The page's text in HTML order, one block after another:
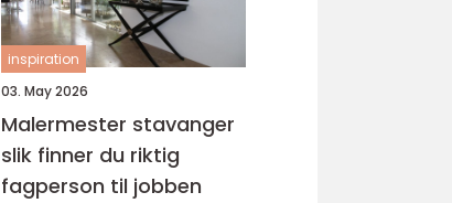
inspiration
03. May 2026
Malermester stavanger
slik finner du riktig
fagperson til jobben